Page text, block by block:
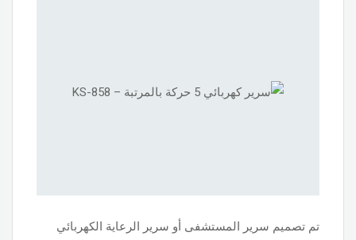
تم تصميم سرير المستشفى أو سرير الرعاية الكهربائي